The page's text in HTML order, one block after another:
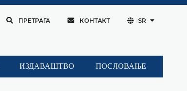
ПРЕТРАГА КОНТАКТ SR
ИЗДАВАШТВО ПОСЛОВАЊЕ